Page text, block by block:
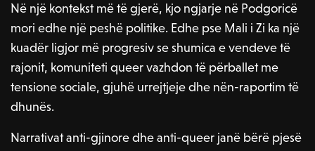
Në një kontekst më të gjerë, kjo ngjarje në Podgoricë
mori edhe një peshë politike. Edhe pse Mali i Zi ka një
kuadër ligjor më progresiv se shumica e vendeve të
rajonit, komuniteti queer vazhdon të përballet me
tensione sociale, gjuhë urrejtjeje dhe nën-raportim të
dhunës.
Narrativat anti-gjinore dhe anti-queer janë bërë pjesë